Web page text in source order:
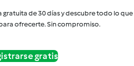
gratuita de 30 días y descubre todo lo que
ofrecerte. Sin compromiso.
gratis